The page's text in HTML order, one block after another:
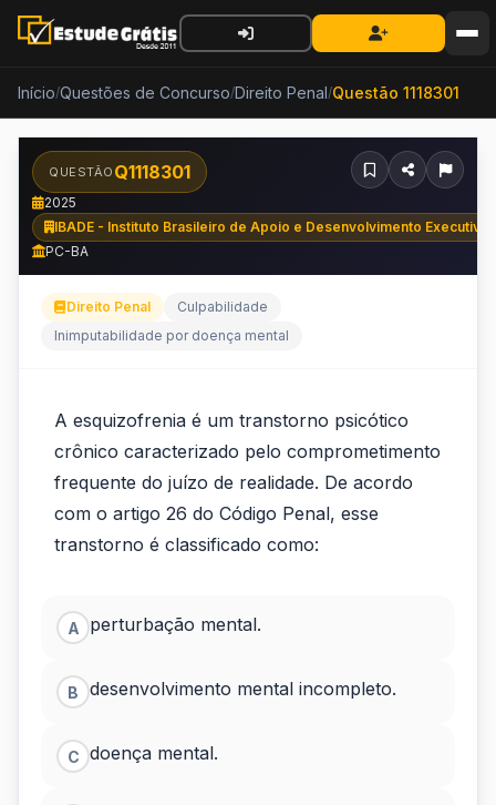
Início/Questões de Concurso/Direito Penal/Questão 1118301
QUESTÃO Q1118301
2025
IBADE - Instituto Brasileiro de Apoio e Desenvolvimento Executivo
PC-BA
Direito Penal
Culpabilidade
Inimputabilidade por doença mental
A
esquizofrenia
é
um
psicótico
crônico...
A esquizofrenia é um transtorno psicótico
crônico caracterizado pelo comprometimento
frequente do juízo de realidade. De acordo
com o artigo 26 do Código Penal, esse
transtorno é classificado como:
A perturbação mental.
B desenvolvimento mental incompleto.
C doença mental.